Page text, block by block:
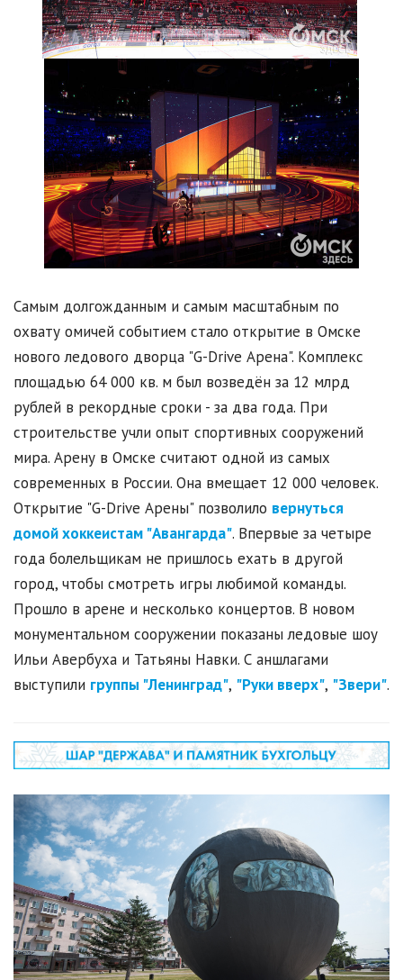
Самым долгожданным и самым масштабным по
охвату омичей событием стало открытие в Омске
нового ледового дворца "G-Drive Арена". Комплекс
площадью 64 000 кв. м был возведён за 12 млрд
рублей в рекордные сроки - за два года. При
строительстве учли опыт спортивных сооружений
мира. Арену в Омске считают одной из самых
современных в России. Она вмещает 12 000 человек.
Открытие "G-Drive Арены" позволило вернуться
домой хоккеистам "Авангарда". Впервые за четыре
года болельщикам не пришлось ехать в другой
город, чтобы смотреть игры любимой команды.
Прошло в арене и несколько концертов. В новом
монументальном сооружении показаны ледовые шоу
Ильи Авербуха и Татьяны Навки. С аншлагами
выступили группы "Ленинград", "Руки вверх", "Звери".